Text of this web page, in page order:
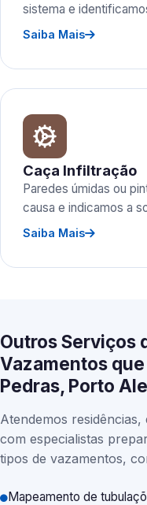
sistema e
Saiba Mais
Caça Infiltração
Paredes úmidas ou
causa e indicamos a
Saiba Mais
Outros Serviços
Vazamentos
Pedras, Porto
Atendemos
com especialistas
tipos de vazamentos,
Mapeamento de